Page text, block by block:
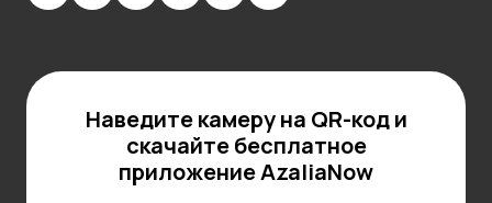
Наведите камеру на QR-код и
скачайте бесплатное
приложение AzaliaNow